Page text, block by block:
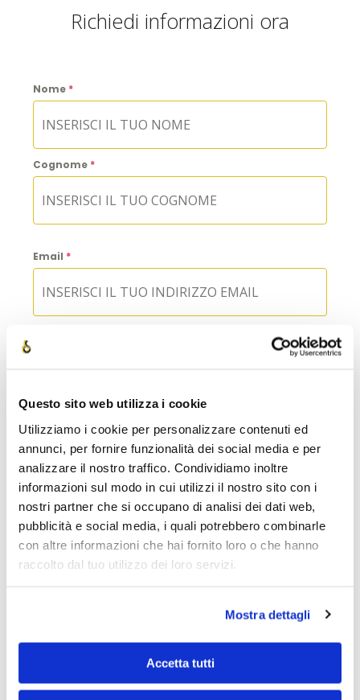
Questo sito web utilizza i cookie
Utilizziamo i cookie per personalizzare contenuti ed
annunci, per fornire funzionalità dei social media e per
analizzare il nostro traffico. Condividiamo inoltre
informazioni sul modo in cui utilizzi il nostro sito con i
nostri partner che si occupano di analisi dei dati web,
pubblicità e social media, i quali potrebbero combinarle
con altre informazioni che hai fornito loro o che hanno
raccolto dal tuo utilizzo dei loro servizi.
Mostra dettagli
Accetta tutti
Richiedi informazioni ora
Nome *
Cognome *
Email *
Cellulare genitore
Accettazione del trattamento dei propri dati in base alla
normativa italiana sulla Privacy (dls.196/2003)*
INVIA RICHIESTA